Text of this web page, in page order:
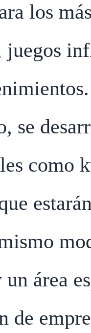
los
juegos
se
como
un área
de